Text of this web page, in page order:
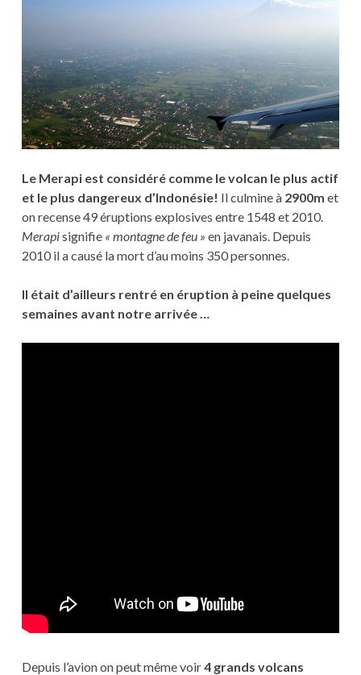
Le Merapi est considéré comme le volcan le plus actif
et le plus dangereux d’Indonésie! Il culmine à 2900m et
on recense 49 éruptions explosives entre 1548 et 2010.
Merapisignifie « montagne de feu » en javanais. Depuis
2010 il a causé la mort d’au moins 350 personnes.
Il était d’ailleurs rentré en éruption à peine quelques
semaines avant notre arrivée …
Depuis l’avion on peut même voir4 grands volcans